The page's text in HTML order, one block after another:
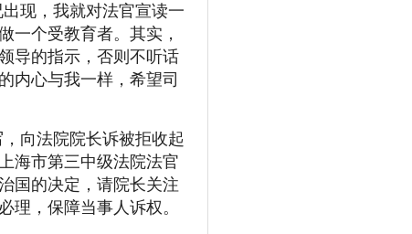
现，我就对法官宣读一
一个受教育者。其实，
导的指示，否则不听话
内心与我一样，希望司
向法院院长诉被拒收起
海市第三中级法院法官
国的决定，请院长关注
理，保障当事人诉权。